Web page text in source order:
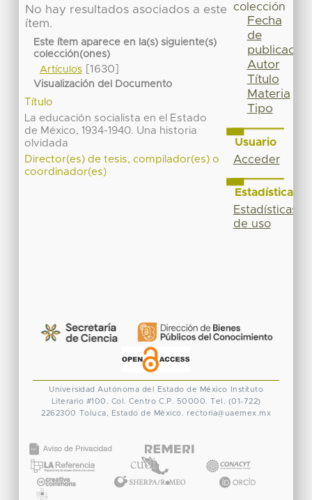
No hay resultados asociados a este
ítem.
Este ítem aparece en la(s) siguiente(s)
colección(ones)
Artículos[1630]
Visualización del Documento
Título
La educación socialista en el Estado
de México, 1934-1940. Una historia
olvidada
Director(es) de tesis, compilador(es) o
coordinador(es)
colección
Fecha
de
publicación
Autor
Título
Materia
Tipo
Usuario
Acceder
Estadísticas
Estadísticas
de uso
Universidad Autónoma del Estado de México
Instituto
Literario #100. Col. Centro C.P. 50000. Tel. (01-722)
2262300 Toluca, Estado de México. rectoria@uaemex.mx